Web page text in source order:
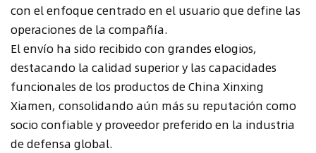
con el enfoque centrado en el usuario que define las
operaciones de la compañía.
El envío ha sido recibido con grandes elogios,
destacando la calidad superior y las capacidades
funcionales de los productos de China Xinxing
Xiamen, consolidando aún más su reputación como
socio confiable y proveedor preferido en la industria
de defensa global.